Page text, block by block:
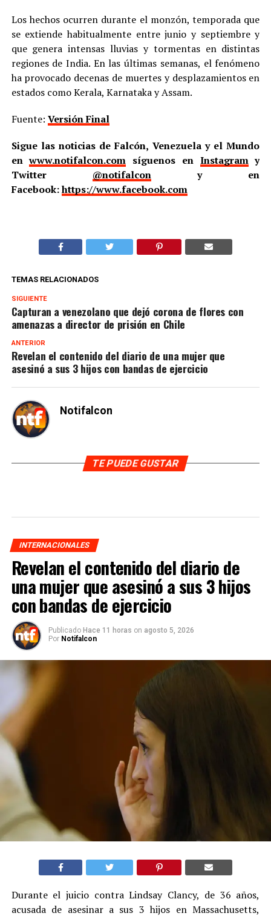
Los hechos ocurren durante el monzón, temporada que
se extiende habitualmente entre junio y septiembre y
que genera intensas lluvias y tormentas en distintas
regiones de India. En las últimas semanas, el fenómeno
ha provocado decenas de muertes y desplazamientos en
estados como Kerala, Karnataka y Assam.
Fuente: Versión Final
Sigue las noticias de Falcón, Venezuela y el Mundo
enwww.notifalcon.com síguenos en Instagramy
Twitter @notifalcony en
Facebook:https://www.facebook.com
TEMAS RELACIONADOS
SIGUIENTE
Capturan a venezolano que dejó corona de flores con
amenazas a director de prisión en Chile
ANTERIOR
Revelan el contenido del diario de una mujer que
asesinó a sus 3 hijos con bandas de ejercicio
Notifalcon
TE PUEDE GUSTAR
INTERNACIONALES
Revelan el contenido del diario de
una mujer que asesinó a sus 3 hijos
con bandas de ejercicio
Publicado Hace 11 horas on agosto 5, 2026
Por Notifalcon
Durante el juicio contra Lindsay Clancy, de 36 años,
acusada de asesinar a sus 3 hijos en Massachusetts,